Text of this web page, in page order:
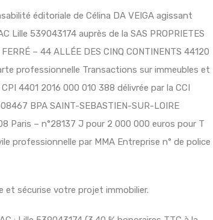
éditoriale de Célina DA VEIGA agissant
Lille 539043174 auprès de la SAS PROPRIETES
– 44 ALLÉE DES CINQ CONTINENTS 44120
professionnelle Transactions sur immeubles et
4401 2016 000 010 388 délivrée par la CCI
BPA SAINT-SEBASTIEN-SUR-LOIRE
Paris – n°28137 J pour 2 000 000 euros pour T
professionnelle par MMA Entreprise n° de police
et sécurise votre projet immobilier.